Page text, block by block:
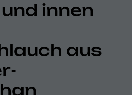
innen
aus